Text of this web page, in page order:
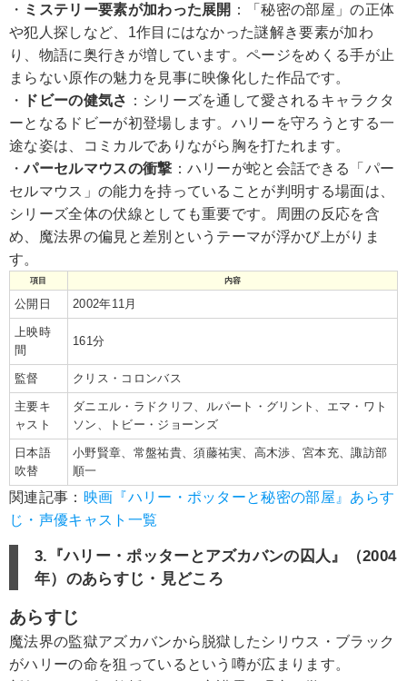
・ ミステリー要素が加わった展開 ：「秘密の部屋」の正体
や犯人探しなど、1作目にはなかった謎解き要素が加わ
り、物語に奥行きが増しています。ページをめくる手が止
まらない原作の魅力を見事に映像化した作品です。
・
ドビーの健気さ ：シリーズを通して愛されるキャラクタ
ーとなるドビーが初登場します。ハリーを守ろうとする一
途な姿は、コミカルでありながら胸を打たれます。
・パーセルマウスの衝撃 ：ハリーが蛇と会話できる「パー
セルマウス」の能力を持っていることが判明する場面は、
シリーズ全体の伏線としても重要です。周囲の反応を含
め、魔法界の偏見と差別というテーマが浮かび上がりま
す。
項目 内容
公開日 2002年11月
上映時
間
161分
監督 クリス・コロンバス
主要キ
ャスト
ダニエル・ラドクリフ、ルパート・グリント、エマ・ワト
ソン、トビー・ジョーンズ
日本語
吹替
小野賢章、常盤祐貴、須藤祐実、高木渉、宮本充、諏訪部
順一
関連記事： 映画『ハリー・ポッターと秘密の部屋』あらす
じ・声優キャスト一覧
3.『ハリー・ポッターとアズカバンの囚人』（2004
年）のあらすじ・見どころ
あらすじ
魔法界の監獄アズカバンから脱獄したシリウス・ブラック
がハリーの命を狙っているという噂が広まります。